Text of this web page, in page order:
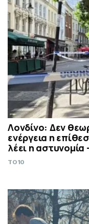
Λονδίνο: Δεν
ενέργεια η
λέει η αστυνομία
TO10